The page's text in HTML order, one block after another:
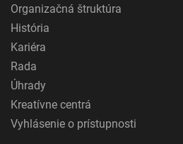
Organizačná štruktúra
História
Kariéra
Rada
Úhrady
Kreatívne centrá
Vyhlásenie o prístupnosti